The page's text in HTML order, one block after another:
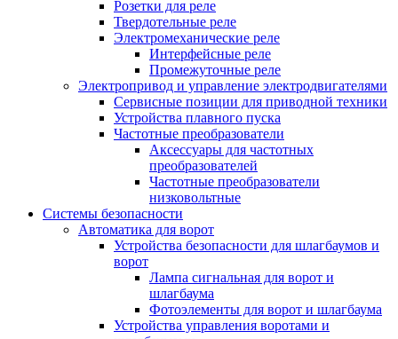
Розетки для реле
Твердотельные реле
Электромеханические реле
Интерфейсные реле
Промежуточные реле
Электропривод и управление электродвигателями
Сервисные позиции для приводной техники
Устройства плавного пуска
Частотные преобразователи
Аксессуары для частотных
преобразователей
Частотные преобразователи
низковольтные
Системы безопасности
Автоматика для ворот
Устройства безопасности для шлагбаумов и
ворот
Лампа сигнальная для ворот и
шлагбаума
Фотоэлементы для ворот и шлагбаума
Устройства управления воротами и